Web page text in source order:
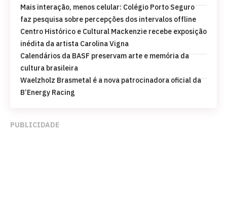
Mais interação, menos celular: Colégio Porto Seguro
faz pesquisa sobre percepções dos intervalos offline
Centro Histórico e Cultural Mackenzie recebe exposição
inédita da artista Carolina Vigna
Calendários da BASF preservam arte e memória da
cultura brasileira
Waelzholz Brasmetal é a nova patrocinadora oficial da
B’Energy Racing
PUBLICIDADE